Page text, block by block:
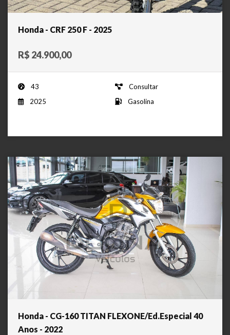
Honda - CRF 250 F - 2025
R$ 24.900,00
43
Consultar
2025
Gasolina
Honda - CG-160 TITAN FLEXONE/Ed.Especial 40
Anos - 2022